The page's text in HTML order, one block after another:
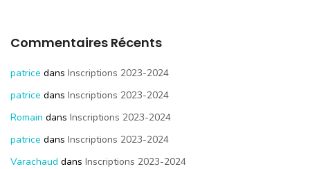
Commentaires Récents
patrice dans Inscriptions 2023-2024
patrice dans Inscriptions 2023-2024
Romain dans Inscriptions 2023-2024
patrice dans Inscriptions 2023-2024
Varachaud dans Inscriptions 2023-2024